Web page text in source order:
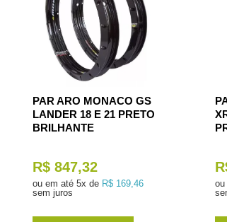
PAR ARO MONACO GS
LANDER 18 E 21 PRETO
BRILHANTE
R$ 847,32
ou em até 5x de R$ 169,46
sem juros
ou